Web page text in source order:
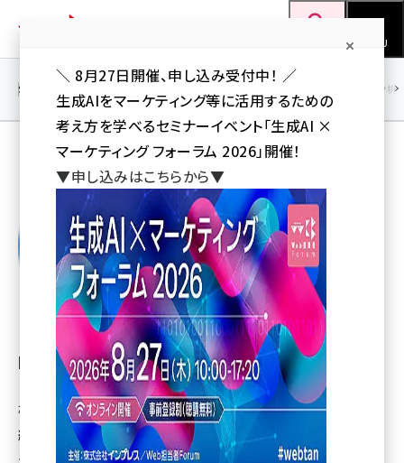
ン
MENU
seo (3528)
ai (2811)
youtube (2439)
note (2315)
セミナー (2308)
z世代 (1623)
meo (1277)
llmo (1166)
SEO アクセス解析／データ分析
岡本 泰治＋橋野 学
岡本 泰治（おかもと やすはる）
株式会社ディレクタス 代表取締役。株式会社リクルートを
経て1993年株式会社ディレクタスを設立、以後一貫して
＼ 8月27日開催、申し込み受付中！ ／
生成AIをマーケティング等に活用するための
考え方を学べるセミナーイベント「生成AI ×
マーケティング フォーラム 2026」開催！
▼申し込みはこちらから▼